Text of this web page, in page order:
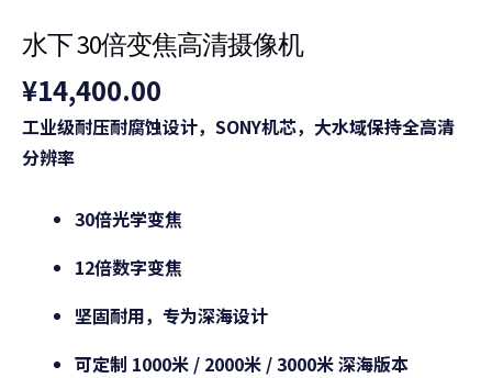
水下 30倍变焦高清摄像机
¥14,400.00
工业级耐压耐腐蚀设计，SONY机芯，大水域保持全高清
分辨率
30倍光学变焦
12倍数字变焦
坚固耐用，专为深海设计
可定制 1000米 / 2000米 / 3000米 深海版本
数
量